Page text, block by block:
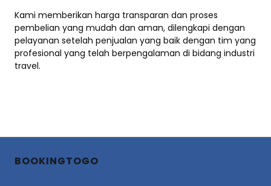
Kami memberikan harga transparan dan proses
pembelian yang mudah dan aman, dilengkapi dengan
pelayanan setelah penjualan yang baik dengan tim yang
profesional yang telah berpengalaman di bidang industri
travel.
BOOKINGTOGO